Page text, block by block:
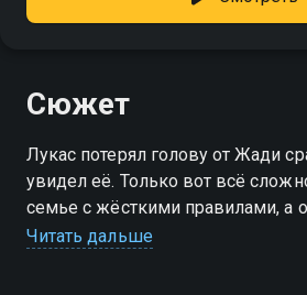
Сюжет
Лукас потерял голову от Жади
увидел её. Только вот всё
семье с жёсткими правилами, а
рода, где свои устои и ожидания.
Читать дальше